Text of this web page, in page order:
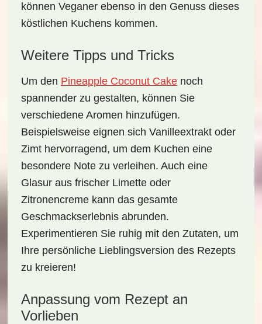
können Veganer ebenso in den Genuss dieses
köstlichen Kuchens kommen.
Weitere Tipps und Tricks
Um den Pineapple Coconut Cakenoch
spannender zu gestalten, können Sie
verschiedene Aromen hinzufügen.
Beispielsweise eignen sich Vanilleextraktoder
Zimthervorragend, um dem Kuchen eine
besondere Note zu verleihen. Auch eine
Glasur aus frischer Limetteoder
Zitronencremekann das gesamte
Geschmackserlebnis abrunden.
Experimentieren Sie ruhig mit den Zutaten, um
Ihre persönliche Lieblingsversion des Rezepts
zu kreieren!
Anpassung vom Rezept an
Vorlieben